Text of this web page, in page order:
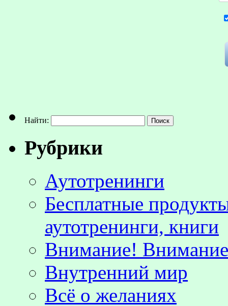
Найти:
Рубрики
Аутотренинги
Бесплатные
аутотренинги, книги
Внимание!
Внутренний мир
Всё о желаниях